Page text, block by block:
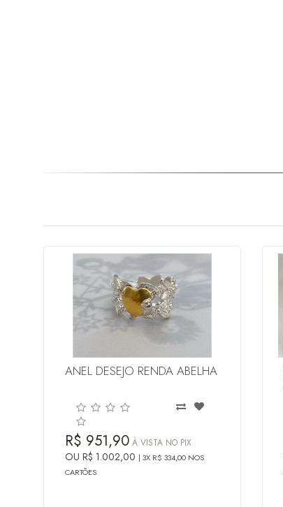
ANEL DESEJO RENDA ABELHA
R$ 951,90 À VISTA NO PIX
OU R$ 1.002,00
3X R$ 334,00 NOS
CARTÕES